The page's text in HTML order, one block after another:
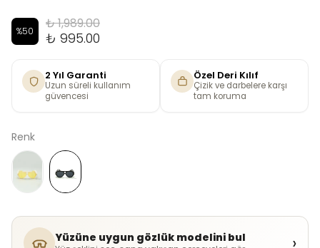
%50 ₺ 1,989.00
₺ 995.00
2 Yıl Garanti
Uzun süreli kullanım
güvencesi
Özel Deri Kılıf
Çizik ve darbelere karşı
tam koruma
Renk
Yüzüne uygun gözlük modelini bul ›